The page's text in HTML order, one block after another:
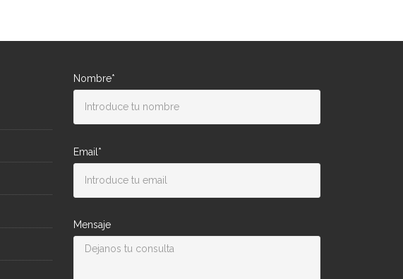
Nombre*
Email*
Mensaje